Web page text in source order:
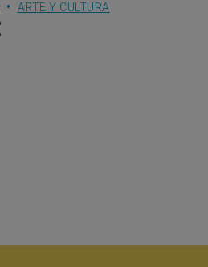
ARTE Y CULTURA